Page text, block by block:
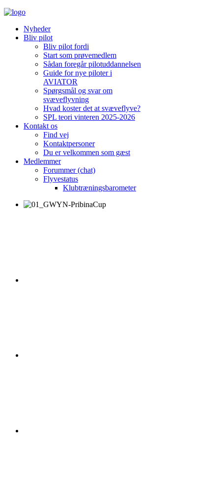
Nyheder
Bliv pilot
Bliv pilot fordi
Start som prøvemedlem
Sådan foregår pilotuddannelsen
Guide for nye piloter i
AVIATOR
Spørgsmål og svar om
svæveflyvning
Hvad koster det at svæveflyve?
SPL teori vinteren 2025-2026
Kontakt os
Find vej
Kontaktpersoner
Du er velkommen som gæst
Medlemmer
Forummer (chat)
Flyvestatus
Klubtræningsbarometer